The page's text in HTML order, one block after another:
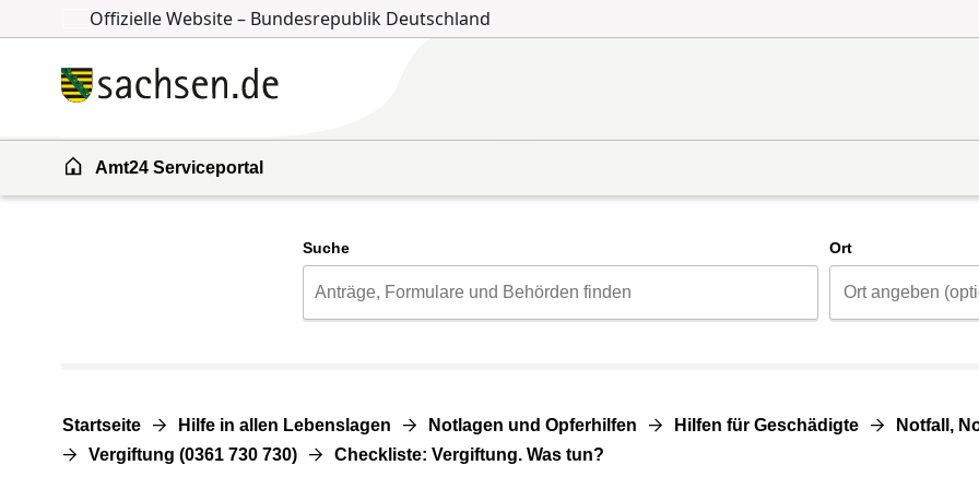
Zum Inhalt springen
Zur Suche springen
Offizielle Website – Bundesrepublik Deutschland
Amt24 Serviceportal
Suche Ort
Startseite Hilfe in allen Lebenslagen Notlagen und Opferhilfen Hilfen für Geschädigte
Notfall,
Vergiftung (0361 730 730)
Checkliste: Vergiftung. Was tun?